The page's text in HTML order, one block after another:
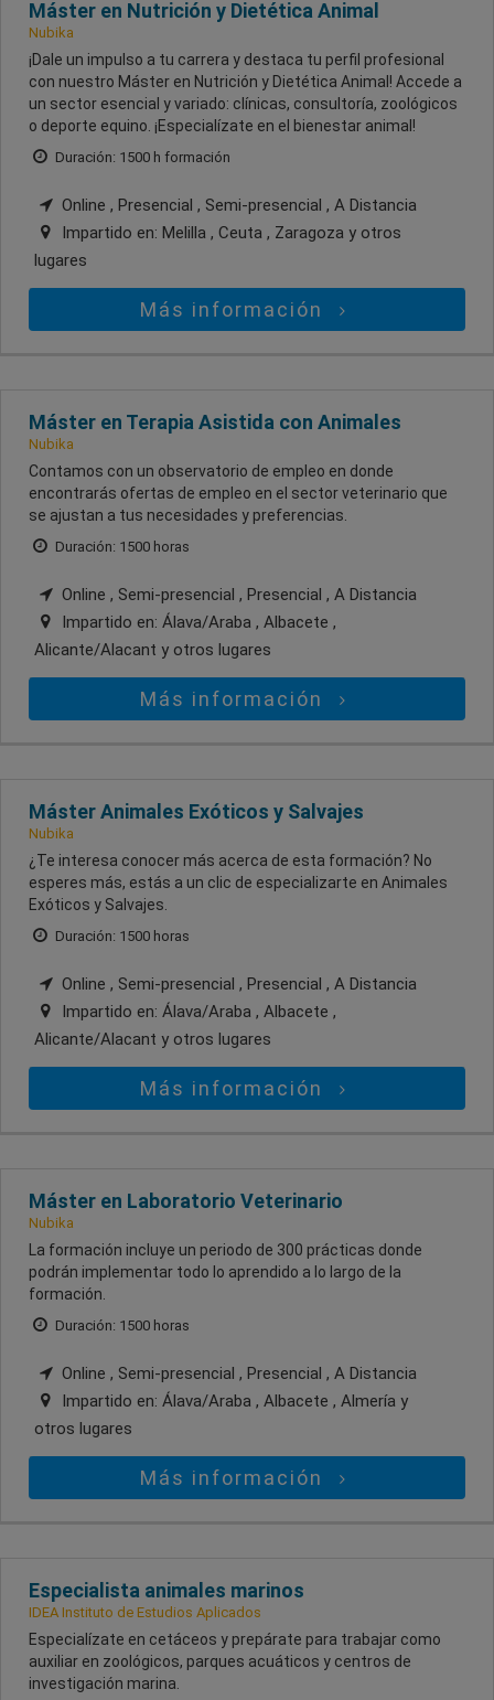
Máster en Nutrición y Dietética Animal
Nubika
¡Dale un impulso a tu carrera y destaca tu perfil profesional
con nuestro Máster en Nutrición y Dietética Animal! Accede a
un sector esencial y variado: clínicas, consultoría, zoológicos
o deporte equino. ¡Especialízate en el bienestar animal!
Duración: 1500 h formación
Online , Presencial , Semi-presencial , A Distancia
Impartido en: Melilla , Ceuta , Zaragoza y otros
lugares
Más información
Máster en Terapia Asistida con Animales
Nubika
Contamos con un observatorio de empleo en donde
encontrarás ofertas de empleo en el sector veterinario que
se ajustan a tus necesidades y preferencias.
Duración: 1500 horas
Online , Semi-presencial , Presencial , A Distancia
Impartido en: Álava/Araba , Albacete ,
Alicante/Alacant y otros lugares
Más información
Máster Animales Exóticos y Salvajes
Nubika
¿Te interesa conocer más acerca de esta formación? No
esperes más, estás a un clic de especializarte en Animales
Exóticos y Salvajes.
Duración: 1500 horas
Online , Semi-presencial , Presencial , A Distancia
Impartido en: Álava/Araba , Albacete ,
Alicante/Alacant y otros lugares
Más información
Máster en Laboratorio Veterinario
Nubika
La formación incluye un periodo de 300 prácticas donde
podrán implementar todo lo aprendido a lo largo de la
formación.
Duración: 1500 horas
Online , Semi-presencial , Presencial , A Distancia
Impartido en: Álava/Araba , Albacete , Almería y
otros lugares
Más información
Especialista animales marinos
IDEA Instituto de Estudios Aplicados
Especialízate en cetáceos y prepárate para trabajar como
auxiliar en zoológicos, parques acuáticos y centros de
investigación marina.